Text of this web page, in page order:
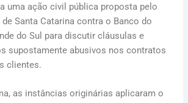
uma ação civil pública proposta pelo
Santa Catarina contra o Banco do
do Sul para discutir cláusulas e
supostamente abusivos nos contratos
clientes.
as instâncias originárias aplicaram o